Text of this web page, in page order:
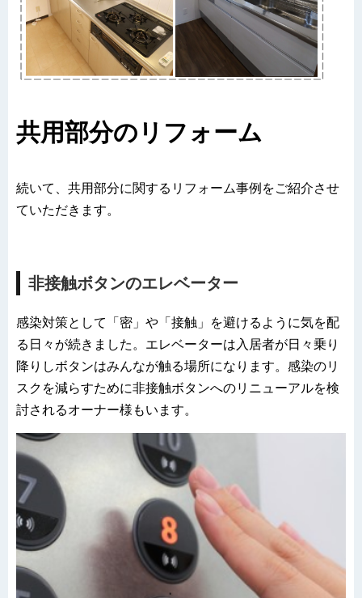
共用部分のリフォーム
続いて、共用部分に関するリフォーム事例をご紹介させ
ていただきます。
非接触ボタンのエレベーター
感染対策として「密」や「接触」を避けるように気を配
る日々が続きました。エレベーターは入居者が日々乗り
降りしボタンはみんなが触る場所になります。感染のリ
スクを減らすために非接触ボタンへのリニューアルを検
討されるオーナー様もいます。